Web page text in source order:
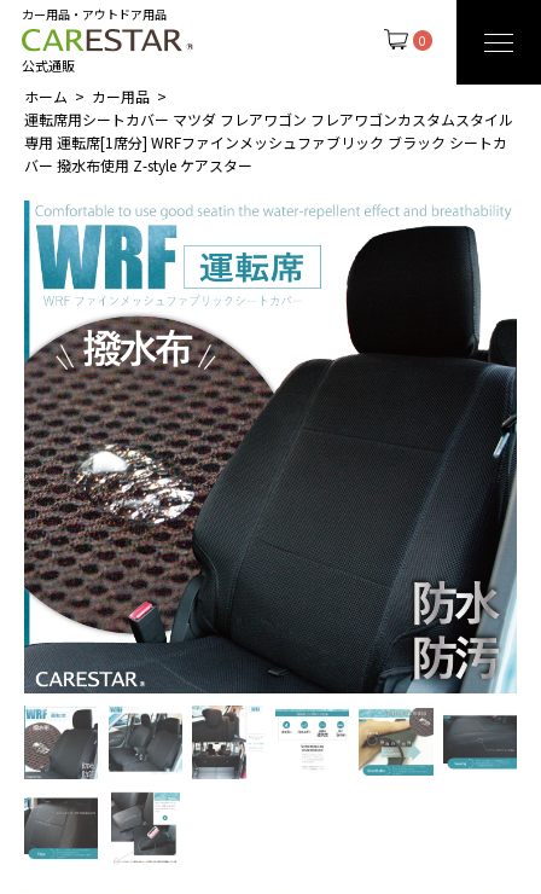
0
カー用品・アウトドア用品
公式通販
ホーム
カー用品
運転席用シートカバー マツダ フレアワゴン フレアワゴンカスタムスタイル
専用 運転席[1席分] WRFファインメッシュファブリック ブラック シートカ
バー 撥水布使用 Z-style ケアスター